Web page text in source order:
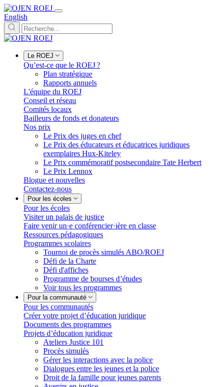
English
Le ROEJ
Qu’est-ce que le ROEJ ?
Plan stratégique
Rapports annuels
L'équipe du ROEJ
Conseil et réseau
Comités locaux
Bailleurs de fonds et donateurs
Nos prix
Le Prix des juges en chef
Le Prix des éducateurs et éducatrices juridiques
exemplaires Hux-Kiteley
Le Prix commémoratif postsecondaire Tate Herbert
Le Prix Lennox
Blogue et nouvelles
Contactez-nous
Pour les écoles
Pour les écoles
Visiter un palais de justice
Faire venir un·e conférencier·ière en classe
Ressources pédagogiques
Programmes scolaires
Tournoi de procès simulés ABO/ROEJ
Défi de la Charte
Défi d'affiches
Programme de bourses d’études
Voir tous les programmes
Pour la communauté
Pour les communautés
Créer votre projet d’éducation juridique
Documents des programmes
Projets d’éducation juridique
Ateliers Justice 101
Procès simulés
Gérer les interactions avec la police
Dialogues entre les jeunes et la police
Droit de la famille pour jeunes parents